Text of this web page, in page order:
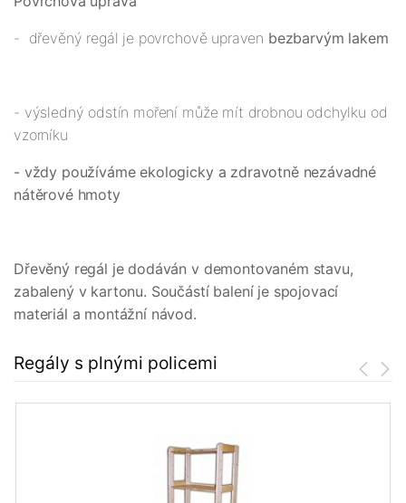
- dřevěný regál je povrchově upraven bezbarvým lakem
- výsledný odstín moření může mít drobnou odchylku od
vzorníku
- vždy používáme ekologicky a zdravotně nezávadné
nátěrové hmoty
Dřevěný regál je dodáván v demontovaném stavu,
zabalený v kartonu. Součástí balení je spojovací
materiál a montážní návod.
Regály s plnými policemi